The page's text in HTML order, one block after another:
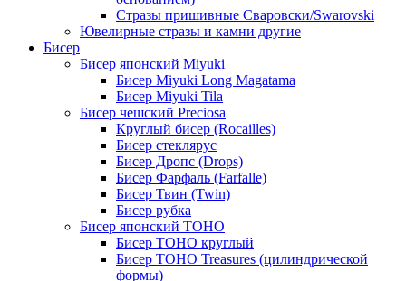
Стразы пришивные Сваровски/Swarovski
Ювелирные стразы и камни другие
Бисер
Бисер японский Miyuki
Бисер Miyuki Long Magatama
Бисер Miyuki Tila
Бисер чешский Preciosa
Круглый бисер (Rocailles)
Бисер стеклярус
Бисер Дропс (Drops)
Бисер Фарфаль (Farfalle)
Бисер Твин (Twin)
Бисер рубка
Бисер японский TOHO
Бисер TOHO круглый
Бисер TOHO Treasures (цилиндрической
формы)